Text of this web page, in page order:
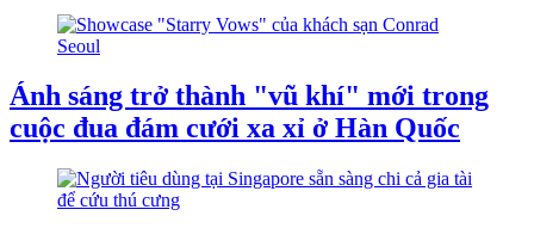
Ánh sáng trở thành "vũ khí" mới trong
cuộc đua đám cưới xa xỉ ở Hàn Quốc